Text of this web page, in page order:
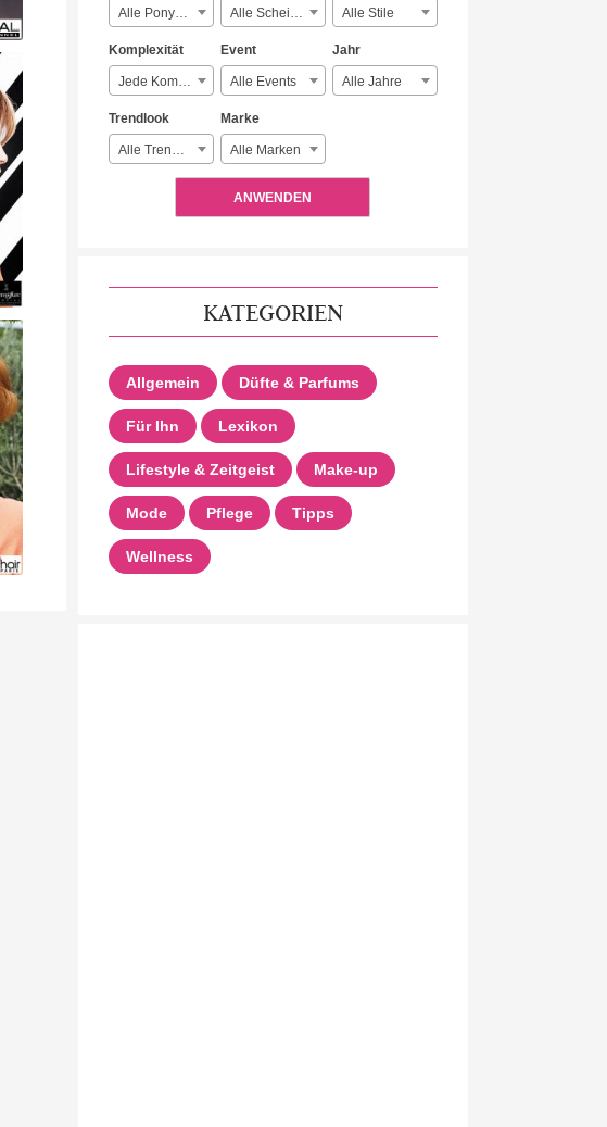
Alle Ponyarten Alle Scheitelarten Alle Stile
Komplexität
Jede Komplexität
Event
Alle Events
Jahr
Alle Jahre
Trendlook
Alle Trendlooks
Marke
Alle Marken
ANWENDEN
KATEGORIEN
Allgemein Düfte & Parfums
Für Ihn Lexikon
Lifestyle & Zeitgeist Make-up
Mode Pflege Tipps
Wellness